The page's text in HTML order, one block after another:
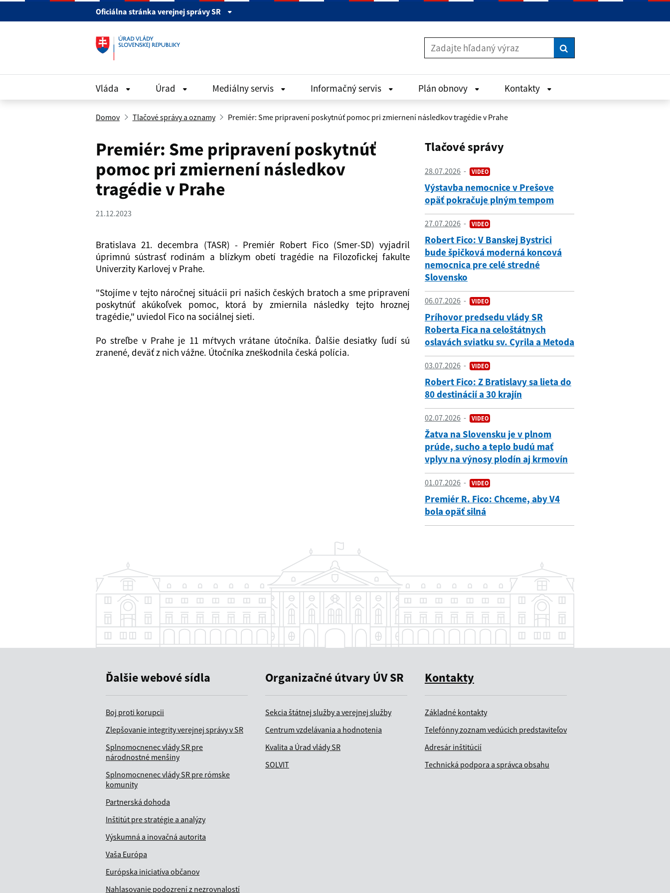
Oficiálna stránka verejnej správy SR
Vyhľadať
Vláda Úrad Mediálny servis Informačný servis Plán obnovy Kontakty
Domov Tlačové správy a oznamy Premiér: Sme pripravení poskytnúť pomoc pri zmiernení následkov tragédie v Prahe
Premiér: Sme pripravení poskytnúť
pomoc pri zmiernení následkov
tragédie v Prahe
21.12.2023
Bratislava 21. decembra (TASR) - Premiér Robert Fico (Smer-SD) vyjadril
úprimnú sústrasť rodinám a blízkym obetí tragédie na Filozofickej fakulte
Univerzity Karlovej v Prahe.
"Stojíme v tejto náročnej situácii pri našich českých bratoch a sme pripravení
poskytnúť akúkoľvek pomoc, ktorá by zmiernila následky tejto hroznej
tragédie," uviedol Fico na sociálnej sieti.
Po streľbe v Prahe je 11 mŕtvych vrátane útočníka. Ďalšie desiatky ľudí sú
zranené, deväť z nich vážne. Útočníka zneškodnila česká polícia.
Tlačové správy
28.07.2026 VIDEO
Výstavba nemocnice v Prešove
opäť pokračuje plným tempom
27.07.2026 VIDEO
Robert Fico: V Banskej Bystrici
bude špičková moderná koncová
nemocnica pre celé stredné
Slovensko
06.07.2026 VIDEO
Príhovor predsedu vlády SR
Roberta Fica na celoštátnych
oslavách sviatku sv. Cyrila a Metoda
03.07.2026 VIDEO
Robert Fico: Z Bratislavy sa lieta do
80 destinácií a 30 krajín
02.07.2026 VIDEO
Žatva na Slovensku je v plnom
prúde, sucho a teplo budú mať
vplyv na výnosy plodín aj krmovín
01.07.2026 VIDEO
Premiér R. Fico: Chceme, aby V4
bola opäť silná
Ďalšie webové sídla
Boj proti korupcii
Zlepšovanie integrity verejnej správy v SR
Splnomocnenec vlády SR pre
národnostné menšiny
Splnomocnenec vlády SR pre rómske
komunity
Partnerská dohoda
Inštitút pre stratégie a analýzy
Výskumná a inovačná autorita
Vaša Európa
Európska iniciatíva občanov
Nahlasovanie podozrení z nezrovnalostí
Organizačné útvary ÚV SR
Sekcia štátnej služby a verejnej služby
Centrum vzdelávania a hodnotenia
Kvalita a Úrad vlády SR
SOLVIT
Kontakty
Základné kontakty
Telefónny zoznam vedúcich predstaviteľov
Adresár inštitúcií
Technická podpora a správca obsahu